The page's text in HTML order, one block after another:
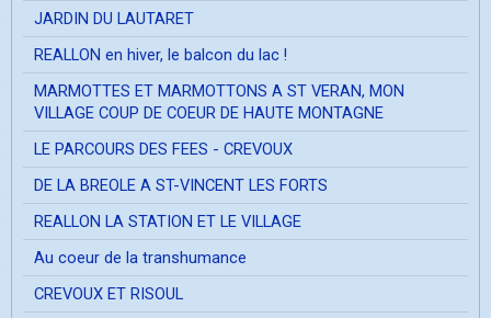
JARDIN DU LAUTARET
REALLON en hiver, le balcon du lac !
MARMOTTES ET MARMOTTONS A ST VERAN, MON
VILLAGE COUP DE COEUR DE HAUTE MONTAGNE
LE PARCOURS DES FEES - CREVOUX
DE LA BREOLE A ST-VINCENT LES FORTS
REALLON LA STATION ET LE VILLAGE
Au coeur de la transhumance
CREVOUX ET RISOUL